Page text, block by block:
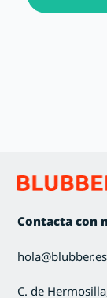
Contacta con
hola@blubber.es
C. de